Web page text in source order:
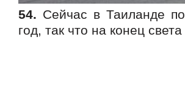
54. Сейчас в Таиланде
год, так что на конец